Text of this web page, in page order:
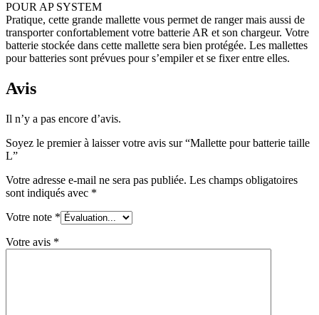
POUR AP SYSTEM
Pratique, cette grande mallette vous permet de ranger mais aussi de
transporter confortablement votre batterie AR et son chargeur. Votre
batterie stockée dans cette mallette sera bien protégée. Les mallettes
pour batteries sont prévues pour s’empiler et se fixer entre elles.
Avis
Il n’y a pas encore d’avis.
Soyez le premier à laisser votre avis sur “Mallette pour batterie taille
L”
Votre adresse e-mail ne sera pas publiée. Les champs obligatoires
sont indiqués avec *
Votre note *
Votre avis *